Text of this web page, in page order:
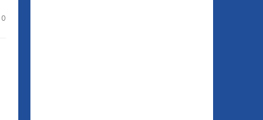
0